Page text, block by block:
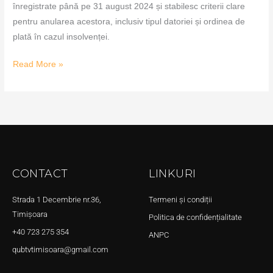
înregistrate până pe 31 august 2024 și stabilesc criterii clare
pentru anularea acestora, inclusiv tipul datoriei și ordinea de
plată în cazul insolvenței.
Read More »
CONTACT
Strada 1 Decembrie nr.36,
Timișoara
+40 723 275 354
qubtvtimisoara@gmail.com
LINKURI
Termeni și condiții
Politica de confidențialitate
ANPC